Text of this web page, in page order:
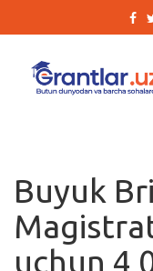
Ishlar
Kurslar
Buyuk
uchun 4